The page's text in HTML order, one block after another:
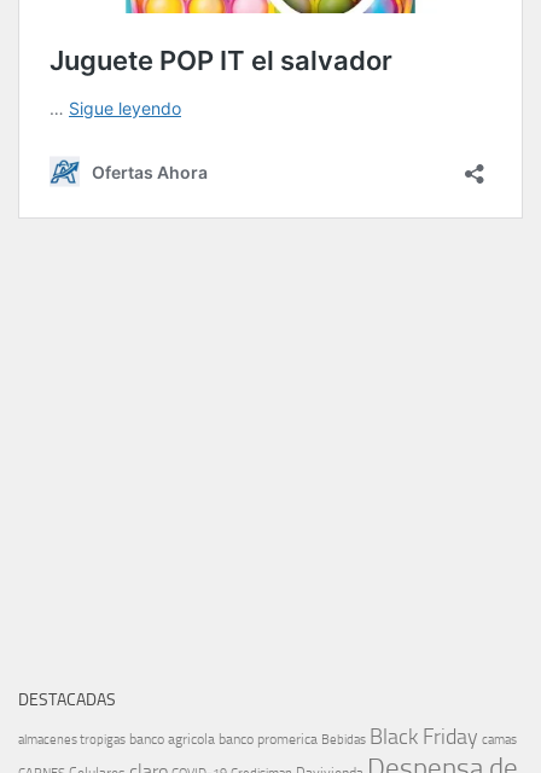
DESTACADAS
almacenes tropigas banco agricola banco promerica Bebidas Black Friday camas